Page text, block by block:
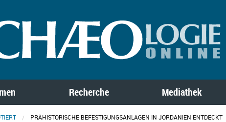
Recherche Mediathek
PRÄHISTORISCHE BEFESTIGUNGSANLAGEN IN JORDANIEN ENTDECKT